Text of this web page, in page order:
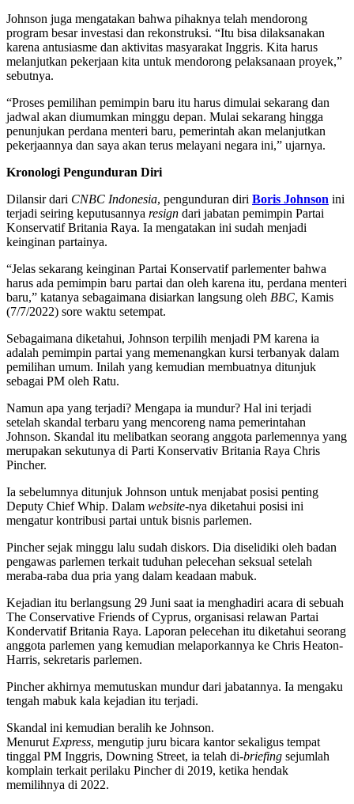
Johnson juga mengatakan bahwa pihaknya telah mendorong
program besar investasi dan rekonstruksi. “Itu bisa dilaksanakan
karena antusiasme dan aktivitas masyarakat Inggris. Kita harus
melanjutkan pekerjaan kita untuk mendorong pelaksanaan proyek,”
sebutnya.
“Proses pemilihan pemimpin baru itu harus dimulai sekarang dan
jadwal akan diumumkan minggu depan. Mulai sekarang hingga
penunjukan perdana menteri baru, pemerintah akan melanjutkan
pekerjaannya dan saya akan terus melayani negara ini,” ujarnya.
Kronologi Pengunduran Diri
Dilansir dari CNBC Indonesia, pengunduran diri Boris Johnson ini
terjadi seiring keputusannya resign dari jabatan pemimpin Partai
Konservatif Britania Raya. Ia mengatakan ini sudah menjadi
keinginan partainya.
“Jelas sekarang keinginan Partai Konservatif parlementer bahwa
harus ada pemimpin baru partai dan oleh karena itu, perdana menteri
baru,” katanya sebagaimana disiarkan langsung oleh BBC, Kamis
(7/7/2022) sore waktu setempat.
Sebagaimana diketahui, Johnson terpilih menjadi PM karena ia
adalah pemimpin partai yang memenangkan kursi terbanyak dalam
pemilihan umum. Inilah yang kemudian membuatnya ditunjuk
sebagai PM oleh Ratu.
Namun apa yang terjadi? Mengapa ia mundur? Hal ini terjadi
setelah skandal terbaru yang mencoreng nama pemerintahan
Johnson. Skandal itu melibatkan seorang anggota parlemennya yang
merupakan sekutunya di Parti Konservativ Britania Raya Chris
Pincher.
Ia sebelumnya ditunjuk Johnson untuk menjabat posisi penting
Deputy Chief Whip. Dalam website-nya diketahui posisi ini
mengatur kontribusi partai untuk bisnis parlemen.
Pincher sejak minggu lalu sudah diskors. Dia diselidiki oleh badan
pengawas parlemen terkait tuduhan pelecehan seksual setelah
meraba-raba dua pria yang dalam keadaan mabuk.
Kejadian itu berlangsung 29 Juni saat ia menghadiri acara di sebuah
The Conservative Friends of Cyprus, organisasi relawan Partai
Kondervatif Britania Raya. Laporan pelecehan itu diketahui seorang
anggota parlemen yang kemudian melaporkannya ke Chris Heaton-
Harris, sekretaris parlemen.
Pincher akhirnya memutuskan mundur dari jabatannya. Ia mengaku
tengah mabuk kala kejadian itu terjadi.
Skandal ini kemudian beralih ke Johnson.
Menurut Express, mengutip juru bicara kantor sekaligus tempat
tinggal PM Inggris, Downing Street, ia telah di-briefing sejumlah
komplain terkait perilaku Pincher di 2019, ketika hendak
memilihnya di 2022.